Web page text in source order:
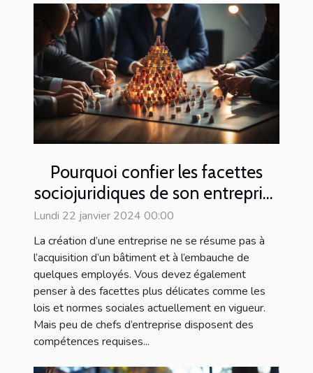
Pourquoi confier les facettes
sociojuridiques de son entreprise
à un prestataire spécialisé ?
Lundi 22 janvier 2024 00:00
La création d’une entreprise ne se résume pas à
l’acquisition d’un bâtiment et à l’embauche de
quelques employés. Vous devez également
penser à des facettes plus délicates comme les
lois et normes sociales actuellement en vigueur.
Mais peu de chefs d’entreprise disposent des
compétences requises...